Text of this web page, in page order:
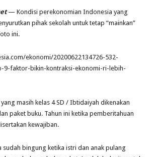
— Kondisi perekonomian Indonesia yang
pihak sekolah untuk tetap “mainkan”
ini.
ekonomi/20200622134726-532-
9-faktor-bikin-kontraksi-ekonomi-ri-lebih-
masih kelas 4 SD / Ibtidaiyah dikenakan
paket buku. Tahun ini ketika pemberitahuan
kewajiban.
sudah bingung ketika istri dan anak pulang